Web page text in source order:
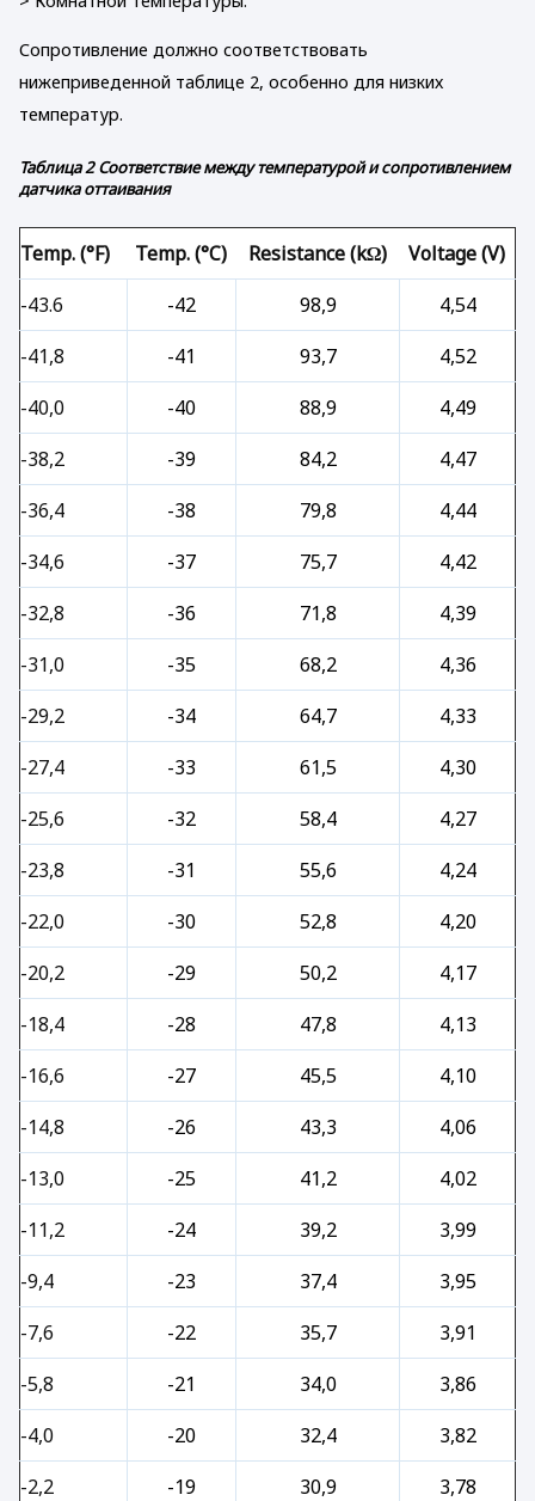
Сопротивление должно соответствовать
нижеприведенной таблице 2, особенно для низких
температур.
Таблица 2 Соответствие между температурой и сопротивлением
датчика оттаивания
Temp. (°F) Temp. (°C) Resistance (kΩ)
Voltage (V)
-43.6
-42 98,9
4,54
-41,8
-41 93,7
4,52
-40,0
-40 88,9
4,49
-38,2
-39 84,2
4,47
-36,4
-38 79,8
4,44
-34,6
-37 75,7
4,42
-32,8
-36 71,8
4,39
-31,0
-35 68,2
4,36
-29,2
-34 64,7
4,33
-27,4
-33 61,5
4,30
-25,6
-32 58,4
4,27
-23,8
-31 55,6
4,24
-22,0
-30 52,8
4,20
-20,2
-29 50,2
4,17
-18,4
-28 47,8
4,13
-16,6
-27 45,5
4,10
-14,8
-26 43,3
4,06
-13,0
-25 41,2
4,02
-11,2
-24 39,2
3,99
-9,4
-23 37,4
3,95
-7,6
-22 35,7
3,91
-5,8
-21 34,0
3,86
-4,0
-20 32,4
3,82
-2,2
-19 30,9 3,78